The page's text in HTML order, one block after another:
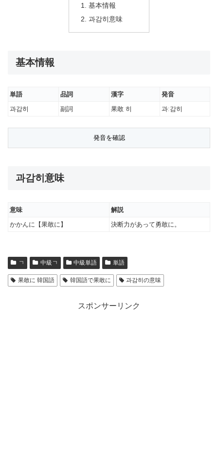
基本情報
과감히意味
基本情報
単語 品詞 漢字
発音
과감히
副詞 果敢 히 과ː감히
과감히意味
意味
解説
かかんに【果敢に】
決断力があって勇敢に。
ㄱ 中級ㄱ 中級単語 単語
果敢に 韓国語 韓国語で果敢に 과감히の意味
スポンサーリンク